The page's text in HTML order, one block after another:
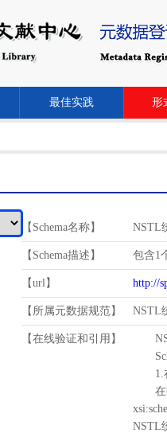
最佳实践 形
【Schema名称】 NSTL
【Schema描述】 包含1
【url】 http://
【所属元数据规范】 NSTL
【在线验证和引用】
1.
在待
NSTL